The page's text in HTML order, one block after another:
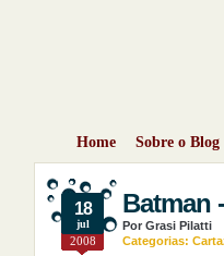
Home Sobre o Blog
Batman
18
jul
2008
Por Grasi Pilatti
Categorias: